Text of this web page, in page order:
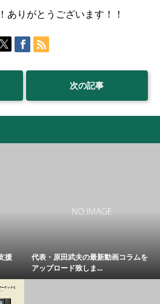
ありがとうございます！！
次の記事
援
代表・原田武夫の最新動画コラムを
アップロード致しま...